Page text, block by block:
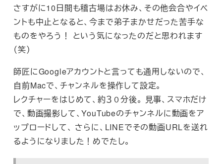
さすがに10日間も稽古場はお休み、その他会合やイベ
ントも中止となると、今まで弟子まかせだった苦手な
ものをやろう！ という気になったのだと思われます
（笑）
師匠にGoogleアカウントと言っても通用しないので、
自前Macで、チャンネルを操作して設定。
レクチャーをはじめて、約３０分後。 見事、スマホだけ
で、動画撮影して、YouTubeのチャンネルに動画をア
ップロードして、 さらに、LINEでその動画URLを送れ
るようになりました！めでたし。